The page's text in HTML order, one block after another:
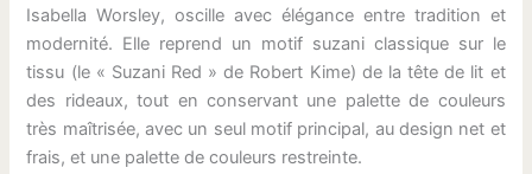
Isabella Worsley, oscille avec élégance entre tradition et
modernité. Elle reprend un motif suzani classique sur le
tissu (le « Suzani Red » de Robert Kime) de la tête de lit et
des rideaux, tout en conservant une palette de couleurs
très maîtrisée, avec un seul motif principal, au design net et
frais, et une palette de couleurs restreinte.